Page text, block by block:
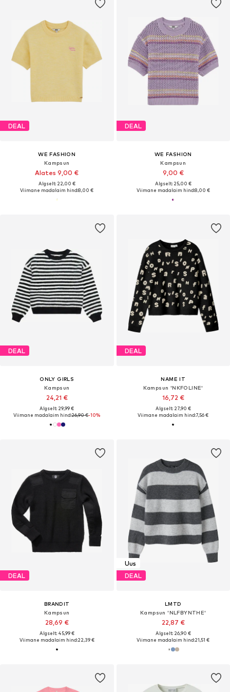
DEAL
WE FASHION
Kampsun
Alates 9,00 €
Algselt: 22,00 €
Viimane madalaim hind:8,00 €
DEAL
WE FASHION
Kampsun
9,00 €
Algselt: 25,00 €
Viimane madalaim hind:8,00 €
DEAL
ONLY GIRLS
Kampsun
24,21 €
Algselt: 29,99 €
Viimane madalaim hind:26,90 €-10%
DEAL
NAME IT
Kampsun 'NKFOLINE'
16,72 €
Algselt: 27,90 €
Viimane madalaim hind:7,56 €
DEAL
BRANDIT
Kampsun
28,69 €
Algselt: 45,99 €
Viimane madalaim hind:22,39 €
Uus
DEAL
LMTD
Kampsun 'NLFBYNTHE'
22,87 €
Algselt: 26,90 €
Viimane madalaim hind:21,51 €